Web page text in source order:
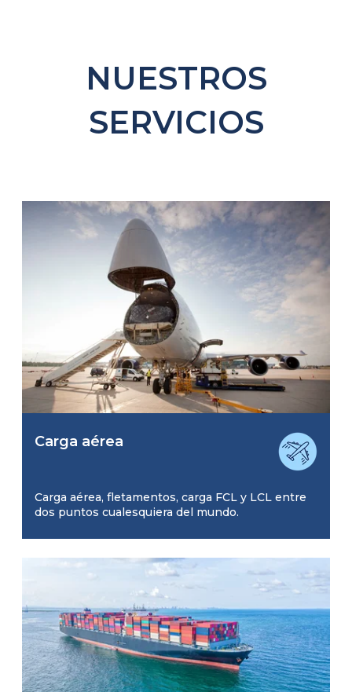
NUESTROS
SERVICIOS
Carga aérea
Carga aérea, fletamentos, carga FCL y LCL entre
dos puntos cualesquiera del mundo.